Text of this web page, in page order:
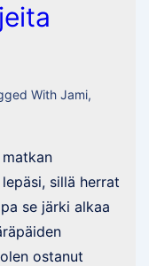
WithJami,
sillä herrat
se järki alkaa
ostanut